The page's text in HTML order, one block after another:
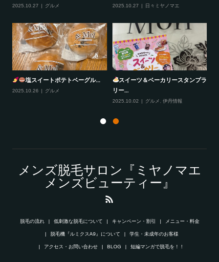
2025.12.11 日々ミヤノマエ 2025.12.10 グルメ ,伊丹情報
風丹
2025.10.29 グルメ
大阪ふぐ太郎
2025.10.28
メンズ脱毛サロン『ミヤノマエ
メンズビューティー』
脱毛の流れ 低刺激な脱毛について キャンペーン・割引 メニュー・料金
脱毛機『ルミクスA9』について 学生・未成年のお客様
アクセス・お問い合わせ BLOG 短編マンガで脱毛を！！